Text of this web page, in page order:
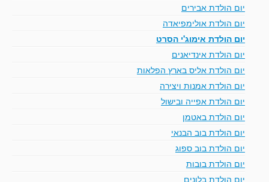
יום הולדת אבירים
יום הולדת אולימפיאדה
יום הולדת אימוג'י הסרט
יום הולדת אינדיאנים
יום הולדת אליס בארץ הפלאות
יום הולדת אמנות ויצירה
יום הולדת אפייה ובישול
יום הולדת באטמן
יום הולדת בוב הבנאי
יום הולדת בוב ספוג
יום הולדת בובות
יום הולדת בלונים